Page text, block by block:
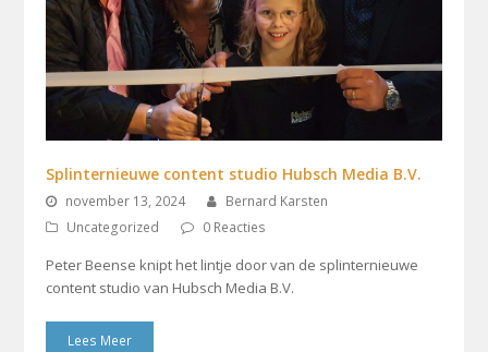
Splinternieuwe content studio Hubsch Media B.V.
november 13, 2024
Bernard Karsten
Uncategorized
0 Reacties
Peter Beense knipt het lintje door van de splinternieuwe
content studio van Hubsch Media B.V.
Lees Meer